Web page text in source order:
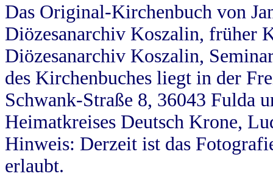
Das Original-Kirchenbuch von
Diözesanarchiv Koszalin, früher
Diözesanarchiv Koszalin,
des Kirchenbuches liegt in der
Schwank-Straße 8, 36043 Fulda
Heimatkreises Deutsch Krone,
Hinweis: Derzeit ist das
erlaubt.